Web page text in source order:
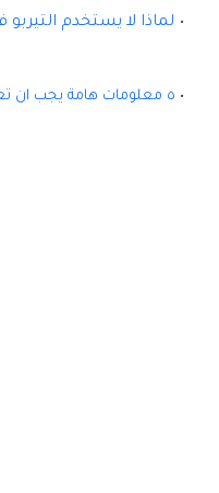
لماذا لا يستخدم
٥ معلومات هامة يجب ان تعلمها قبل تنظيف السيارة بالبخار